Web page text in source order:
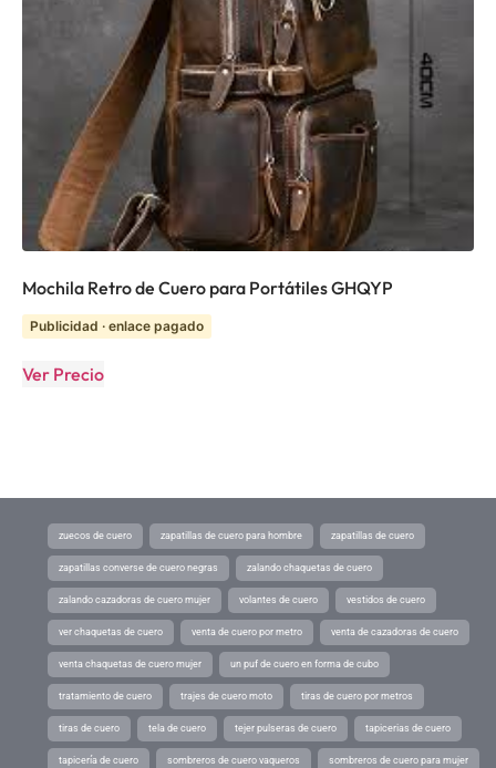
Mochila Retro de Cuero para Portátiles GHQYP
Publicidad · enlace pagado
Ver Precio
zuecos de cuero zapatillas de cuero para hombre zapatillas de cuero
zapatillas converse de cuero negras zalando chaquetas de cuero
zalando cazadoras de cuero mujer volantes de cuero vestidos de cuero
ver chaquetas de cuero venta de cuero por metro venta de cazadoras de cuero
venta chaquetas de cuero mujer un puf de cuero en forma de cubo
tratamiento de cuero trajes de cuero moto tiras de cuero por metros
tiras de cuero tela de cuero tejer pulseras de cuero tapicerias de cuero
tapicería de cuero sombreros de cuero vaqueros sombreros de cuero para mujer